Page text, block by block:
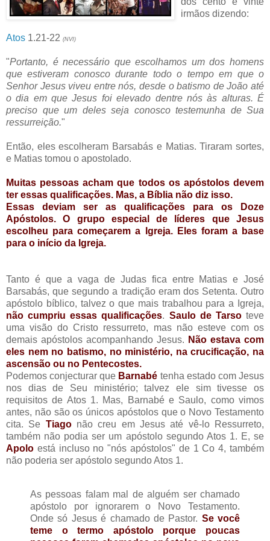
irmãos dizendo:
Atos 1.21-22 (NVI)
"Portanto, é necessário que escolhamos um dos homens
que estiveram conosco durante todo o tempo em que o
Senhor Jesus viveu entre nós, desde o batismo de João até
o dia em que Jesus foi elevado dentre nós às alturas. É
preciso que um deles seja conosco testemunha de Sua
ressurreição."
Então, eles escolheram Barsabás e Matias. Tiraram sortes,
e Matias tomou o apostolado.
Muitas pessoas acham que todos os apóstolos devem
ter essas qualificações. Mas, a Bíblia não diz isso.
Essas deviam ser as qualificações para os Doze
Apóstolos. O grupo especial de líderes que Jesus
escolheu para começarem a Igreja. Eles foram a base
para o início da Igreja.
Tanto é que a vaga de Judas fica entre Matias e José
Barsabás, que segundo a tradição eram dos Setenta. Outro
apóstolo bíblico, talvez o que mais trabalhou para a Igreja,
não cumpriu essas qualificações. Saulo de Tarsoteve
uma visão do Cristo ressurreto, mas não esteve com os
demais apóstolos acompanhando Jesus. Não estava com
eles nem no batismo, no ministério, na crucificação, na
ascensão ou no Pentecostes.
Podemos conjecturar que Barnabé tenha estado com Jesus
nos dias de Seu ministério; talvez ele sim tivesse os
requisitos de Atos 1. Mas, Barnabé e Saulo, como vimos
antes, não são os únicos apóstolos que o Novo Testamento
cita. Se Tiagonão creu em Jesus até vê-lo Ressurreto,
também não podia ser um apóstolo segundo Atos 1. E, se
Apolo está incluso no "nós apóstolos" de 1 Co 4, também
não poderia ser apóstolo segundo Atos 1.
As pessoas falam mal de alguém ser chamado
apóstolo por ignorarem o Novo Testamento.
Onde só Jesus é chamado de Pastor. Se você
teme o termo apóstolo porque poucas